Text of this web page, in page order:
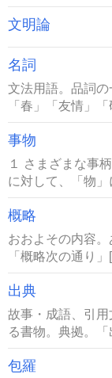
文明論
名詞
文法用語。品詞の
「春」「友情」
事物
１ さまざまな事
に対して、「物」
概略
おおよその内容
「概略次の通り
出典
故事・成語、引
る書物。典拠。「
包羅